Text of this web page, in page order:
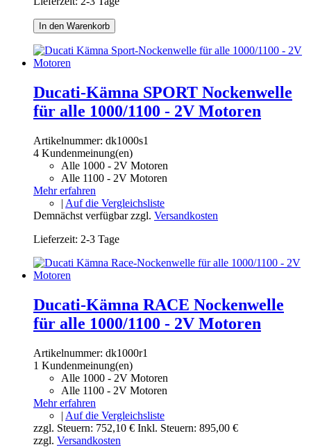
In den Warenkorb
Ducati-Kämna SPORT Nockenwelle
für alle 1000/1100 - 2V Motoren
Artikelnummer: dk1000s1
4 Kundenmeinung(en)
Alle 1000 - 2V Motoren
Alle 1100 - 2V Motoren
Mehr erfahren
| Auf die Vergleichsliste
Demnächst verfügbar zzgl. Versandkosten
Lieferzeit: 2-3 Tage
Ducati-Kämna RACE Nockenwelle
für alle 1000/1100 - 2V Motoren
Artikelnummer: dk1000r1
1 Kundenmeinung(en)
Alle 1000 - 2V Motoren
Alle 1100 - 2V Motoren
Mehr erfahren
| Auf die Vergleichsliste
zzgl. Steuern: 752,10 € Inkl. Steuern: 895,00 €
zzgl. Versandkosten